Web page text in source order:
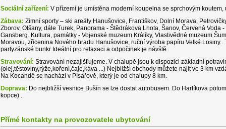
Sociální zařízení: V přízemí je umístěna moderní koupelna se sprchovým koutem,
Zábava: Zimní sporty – ski areály Hanušovice, Františkov, Dolní Morava,
Zborov, Olšany, dále Turek, Panorama - Štědrákova Lhota, Šanov, Červená Voda
Gansberg. Kultura, památky - Vojenské muzeum Králíky, Vlastivědné muzeum
Moravou, zřícenina Nového hradu Hanušovice, ruční výroba papíru Velké Losiny..
partyzánské bunkr Ideální pro relaxaci a odpočinek je návště
Stravování: Stravování nezajišťujeme. V chalupě jsou k dispozici základní
(olej,těstoviny,rýže,koření,čaje,káva ...) Nejbližší obchody můžete najít ve 3 km
Na Kocandě se nachází v Písařově, který je od chalupy 8 km.
Doprava: Do nejbližší vesnice Bušín se lze dostat autobusem. Do Hartíkova
kopce) .
Přímé kontakty na provozovatele ubytování